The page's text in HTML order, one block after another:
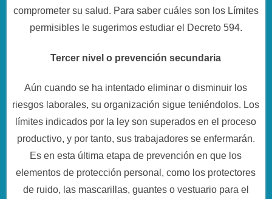
comprometer su salud. Para saber cuáles son los Límites
permisibles le sugerimos estudiar el Decreto 594.
Tercer nivel o prevención secundaria
Aún cuando se ha intentado eliminar o disminuir los
riesgos laborales, su organización sigue teniéndolos. Los
límites indicados por la ley son superados en el proceso
productivo, y por tanto, sus trabajadores se enfermarán.
Es en esta última etapa de prevención en que los
elementos de protección personal, como los protectores
de ruido, las mascarillas, guantes o vestuario para el